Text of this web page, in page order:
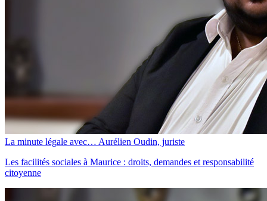
La minute légale avec… Aurélien Oudin, juriste
Les facilités sociales à Maurice : droits, demandes et responsabilité
citoyenne